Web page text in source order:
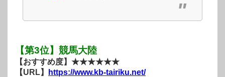
【第3位】競馬大陸
【おすすめ度】★★★★★★
【URL】
https://www.kb-tairiku.net/